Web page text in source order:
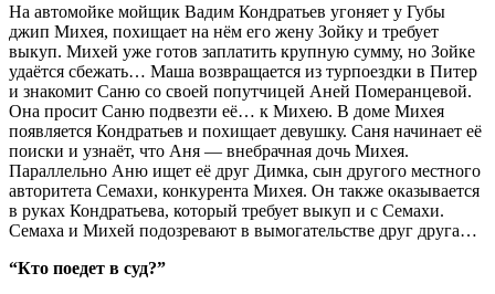
На автомойке мойщик Вадим Кондратьев угоняет у Губы
джип Михея, похищает на нём его жену Зойку и требует
выкуп. Михей уже готов заплатить крупную сумму, но Зойке
удаётся сбежать… Маша возвращается из турпоездки в Питер
и знакомит Саню со своей попутчицей Аней Померанцевой.
Она просит Саню подвезти её… к Михею. В доме Михея
появляется Кондратьев и похищает девушку. Саня начинает её
поиски и узнаёт, что Аня — внебрачная дочь Михея.
Параллельно Аню ищет её друг Димка, сын другого местного
авторитета Семахи, конкурента Михея. Он также оказывается
в руках Кондратьева, который требует выкуп и с Семахи.
Семаха и Михей подозревают в вымогательстве друг друга…
“Кто поедет в суд?”